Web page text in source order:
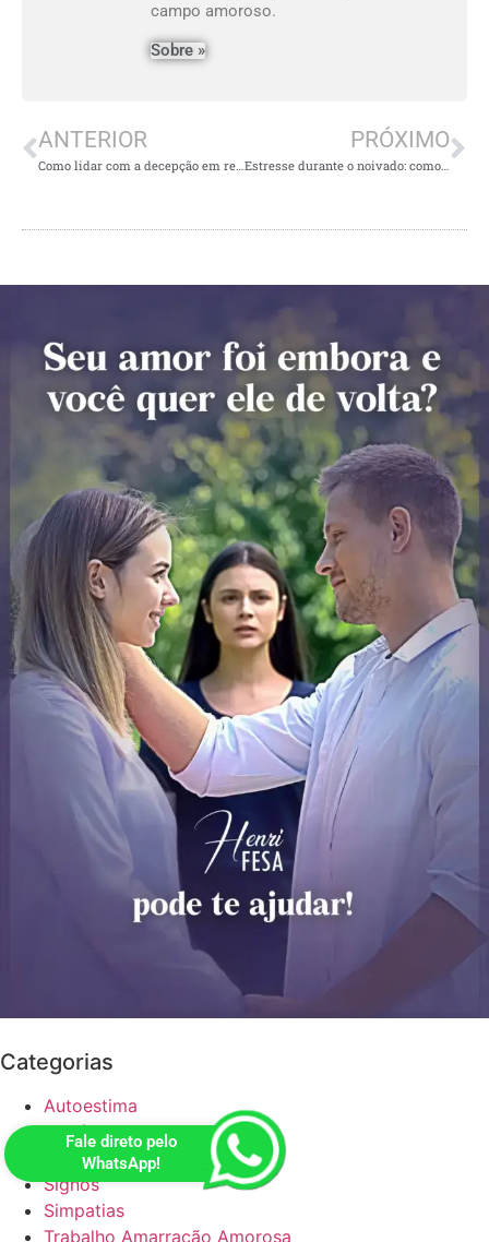
campo amoroso.
Sobre »
ANTERIOR
Como lidar com a decepção em relação à minha ex-parceira?
PRÓXIMO
Estresse durante o noivado: como lidar com isso?
Categorias
Autoestima
Orixás
Relacionamento
Signos
Simpatias
Trabalho Amarração Amorosa
Fale direto pelo
WhatsApp!